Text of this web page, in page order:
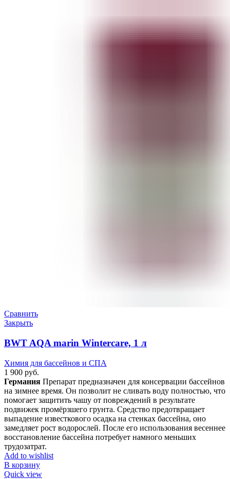
Сравнить
Закрыть
BWT AQA marin Wintercare, 1 л
Химия для бассейнов и СПА
1 900 руб.
Германия Препарат предназначен для консервации бассейнов
на зимнее время. Он позволит не сливать воду полностью, что
помогает защитить чашу от повреждений в результате
подвижек промёрзшего грунта. Средство предотвращает
выпадение известкового осадка на стенках бассейна, оно
замедляет рост водорослей. После его использования весеннее
восстановление бассейна потребует намного меньших
трудозатрат.
Add to wishlist
В корзину
Quick view